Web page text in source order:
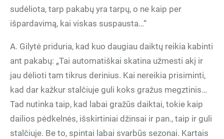
sudėliota, tarp pakabų yra tarpų, o ne kaip per
išpardavimą, kai viskas suspausta…“
A. Gilytė priduria, kad kuo daugiau daiktų reikia kabinti
ant pakabų: „Tai automatiškai skatina užmesti akį ir
jau dėlioti tam tikrus derinius. Kai nereikia prisiminti,
kad dar kažkur stalčiuje guli koks gražus megztinis…
Tad nutinka taip, kad labai gražūs daiktai, tokie kaip
dailios pėdkelnės, išskirtiniai džinsai ir pan., taip ir guli
stalčiuje. Be to, spintai labai svarbūs sezonai. Kartais